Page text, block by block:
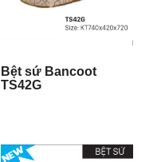
Bệt sứ Bancoot
TS42G